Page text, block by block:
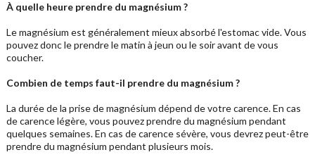
À quelle heure prendre du magnésium ?
Le magnésium est généralement mieux absorbé l'estomac vide. Vous
pouvez donc le prendre le matin à jeun ou le soir avant de vous
coucher.
Combien de temps faut-il prendre du magnésium ?
La durée de la prise de magnésium dépend de votre carence. En cas
de carence légère, vous pouvez prendre du magnésium pendant
quelques semaines. En cas de carence sévère, vous devrez peut-être
prendre du magnésium pendant plusieurs mois.